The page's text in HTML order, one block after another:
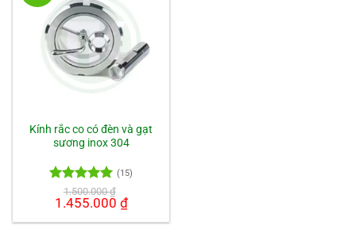
Kính rắc co có đèn và gạt
sương inox 304
Được xếp
hạng5.00
(15)
1.500.000₫
Giá
gốc
là:
1.455.000 ₫Giá
hiện
tại